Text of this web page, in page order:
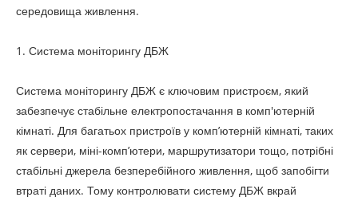
середовища живлення.
1. Система моніторингу ДБЖ
Система моніторингу ДБЖ є ключовим пристроєм, який
забезпечує стабільне електропостачання в комп'ютерній
кімнаті. Для багатьох пристроїв у комп’ютерній кімнаті, таких
як сервери, міні-комп’ютери, маршрутизатори тощо, потрібні
стабільні джерела безперебійного живлення, щоб запобігти
втраті даних. Тому контролювати систему ДБЖ вкрай